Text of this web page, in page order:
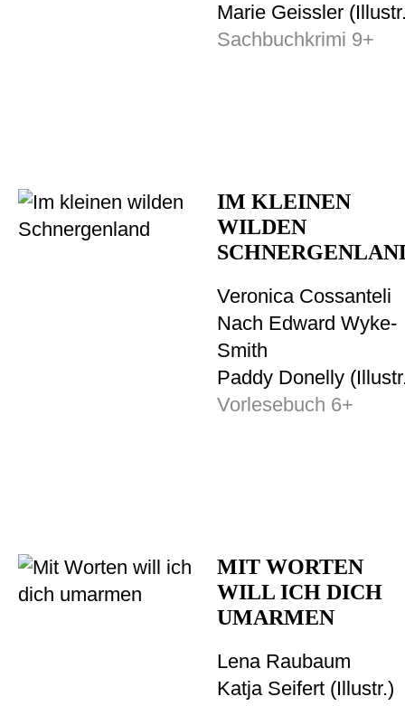
Marie Geissler
Sachbuchkrimi 9+
IM KLEINEN
WILDEN
Veronica Cossanteli
Nach Edward Wyke-
Smith
Paddy Donelly
Vorlesebuch 6+
MIT WORTEN
WILL ICH DICH
UMARMEN
Lena Raubaum
Katja Seifert (Illustr.)